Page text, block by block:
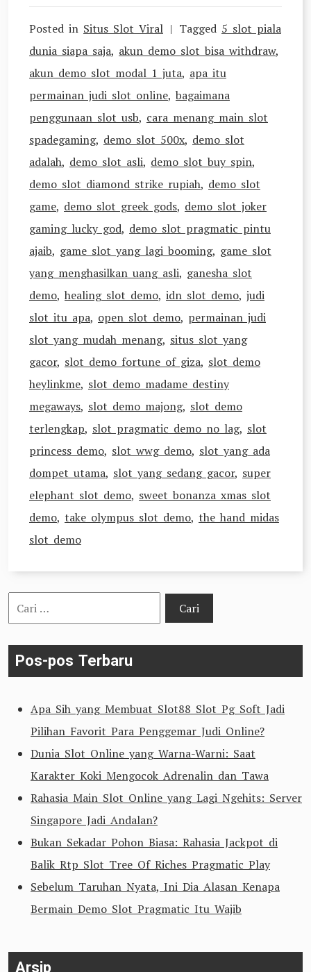
Posted in Situs Slot Viral Tagged 5 slot piala
dunia siapa saja, akun demo slot bisa withdraw,
akun demo slot modal 1 juta, apa itu
permainan judi slot online, bagaimana
penggunaan slot usb, cara menang main slot
spadegaming, demo slot 500x, demo slot
adalah, demo slot asli, demo slot buy spin,
demo slot diamond strike rupiah, demo slot
game, demo slot greek gods, demo slot joker
gaming lucky god, demo slot pragmatic pintu
ajaib, game slot yang lagi booming, game slot
yang menghasilkan uang asli, ganesha slot
demo, healing slot demo, idn slot demo, judi
slot itu apa, open slot demo, permainan judi
slot yang mudah menang, situs slot yang
gacor, slot demo fortune of giza, slot demo
heylinkme, slot demo madame destiny
megaways, slot demo majong, slot demo
terlengkap, slot pragmatic demo no lag, slot
princess demo, slot wwg demo, slot yang ada
dompet utama, slot yang sedang gacor, super
elephant slot demo, sweet bonanza xmas slot
demo, take olympus slot demo, the hand midas
slot demo
Cari
untuk:
Pos-pos Terbaru
Apa Sih yang Membuat Slot88 Slot Pg Soft Jadi
Pilihan Favorit Para Penggemar Judi Online?
Dunia Slot Online yang Warna-Warni: Saat
Karakter Koki Mengocok Adrenalin dan Tawa
Rahasia Main Slot Online yang Lagi Ngehits: Server
Singapore Jadi Andalan?
Bukan Sekadar Pohon Biasa: Rahasia Jackpot di
Balik Rtp Slot Tree Of Riches Pragmatic Play
Sebelum Taruhan Nyata, Ini Dia Alasan Kenapa
Bermain Demo Slot Pragmatic Itu Wajib
Arsip